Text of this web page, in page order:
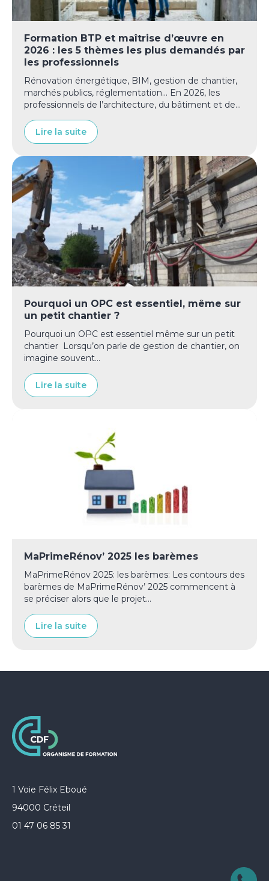
Formation BTP et maîtrise d’œuvre en
2026 : les 5 thèmes les plus demandés par
les professionnels
Rénovation énergétique, BIM, gestion de chantier,
marchés publics, réglementation… En 2026, les
professionnels de l’architecture, du bâtiment et de...
Lire la suite
Pourquoi un OPC est essentiel, même sur
un petit chantier ?
Pourquoi un OPC est essentiel même sur un petit
chantier Lorsqu’on parle de gestion de chantier, on
imagine souvent...
Lire la suite
MaPrimeRénov’ 2025 les barèmes
MaPrimeRénov 2025: les barèmes: Les contours des
barèmes de MaPrimeRénov’ 2025 commencent à
se préciser alors que le projet...
Lire la suite
1 Voie Félix Eboué
94000 Créteil
01 47 06 85 31